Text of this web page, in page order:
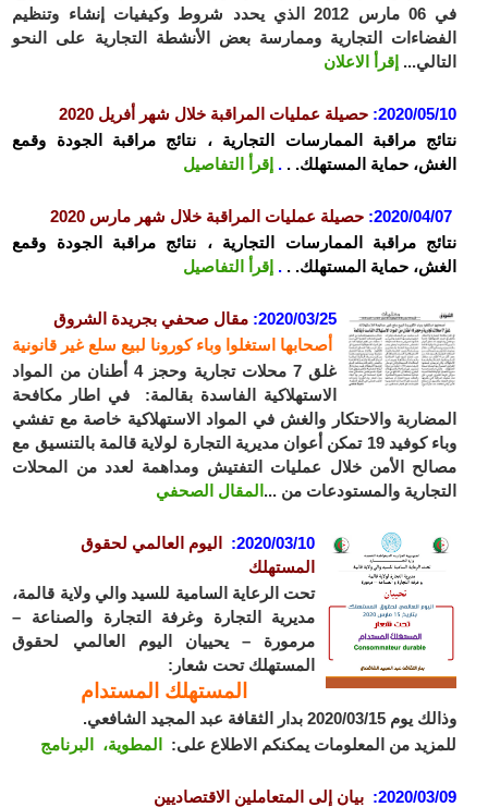
في 06 مارس 2012 الذي يحدد شروط وكيفيات إنشاء وتنظيم
التجارية وممارسة بعض الأنشطة التجارية على النحو
إقرأ الاعلان
2020/
:حصيلة عمليات المراقبة خلال شهر أفريل 2020
مراقبة الممارسات التجارية ، نتائج مراقبة الجودة وقمع
حماية المستهلك. ..إقرأ التفاصيل
2020/04/
:حصيلة عمليات المراقبة خلال شهر مارس 2020
مراقبة الممارسات التجارية ، نتائج مراقبة الجودة وقمع
حماية المستهلك. ..إقرأ التفاصيل
2020/03/25: مقال صحفي بجريدة الشروق
أصحابها استغلوا وباء كورونا لبيع سلع غير قانونية
غلق 7 محلات تجارية وحجز 4 أطنان من المواد
الاستهلاكية الفاسدة بقالمة: في اطار مكافحة
والاحتكار والغش في المواد الاستهلاكية خاصة مع تفشي
وباء كوفيد 19 تمكن أعوان مديرية التجارة لولاية قالمة بالتنسيق مع
الأمن خلال عمليات التفتيش ومداهمة لعدد من المحلات
والمستودعات من ...المقال الصحفي
2020/03/10
:اليوم العالمي لحقوق
المستهلك
تحت الرعاية السامية للسيد والي ولاية قالمة،
مديرية التجارة وغرفة التجارة والصناعة –
مرمورة – يحييان اليوم العالمي لحقوق
المستهلك تحت شعار:
المستهلك المستدام
15 بدار الثقافة عبد المجيد الشافعي.
من المعلومات يمكنكم الاطلاع على:المطوية، البرنامج
2020/
: بيان إلى المتعاملين الاقتصاديين